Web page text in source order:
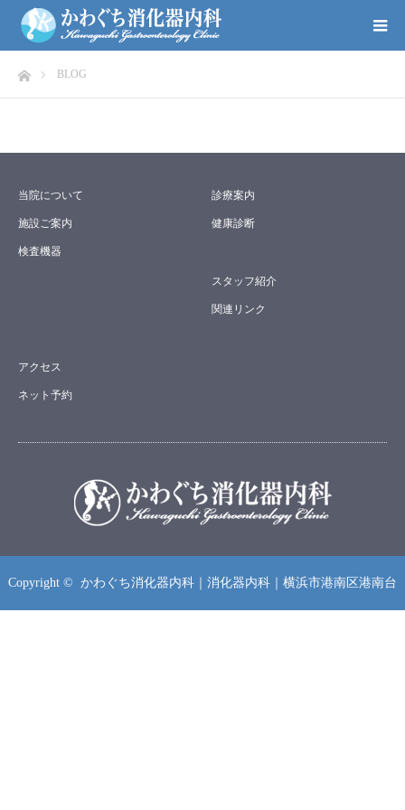
ホームBLOG
当院について
施設ご案内
検査機器
診療案内
健康診断
スタッフ紹介
関連リンク
アクセス
ネット予約
Copyright © かわぐち消化器内科｜消化器内科｜横浜市港南区港南台